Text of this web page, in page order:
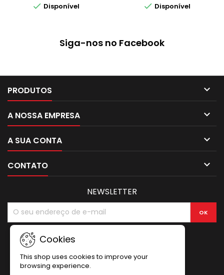
 Disponível  Disponível
Siga-nos no Facebook
PRODUTOS 
A NOSSA EMPRESA 
A SUA CONTA 
CONTATO 
Cookies
This shop uses cookies to improve your
browsing experience.
NEWSLETTER